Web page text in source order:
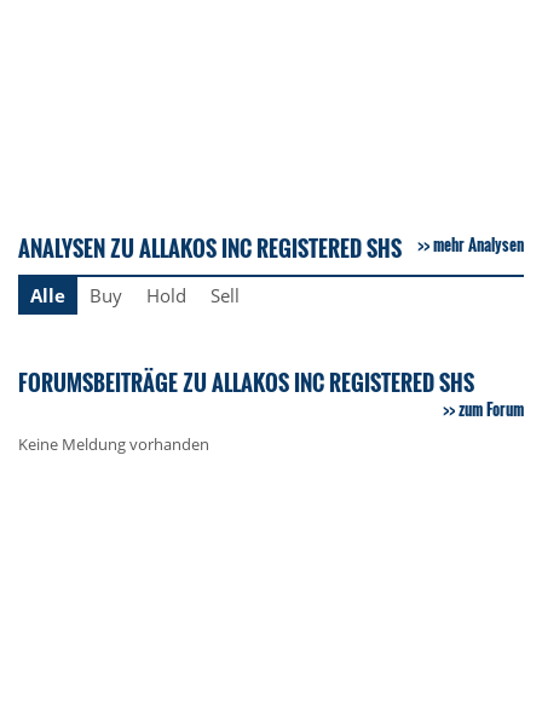
ANALYSEN ZU ALLAKOS INC REGISTERED SHS mehr Analysen
Alle Buy Hold Sell
FORUMSBEITRÄGE ZU ALLAKOS INC REGISTERED SHS
zum Forum
Keine Meldung vorhanden